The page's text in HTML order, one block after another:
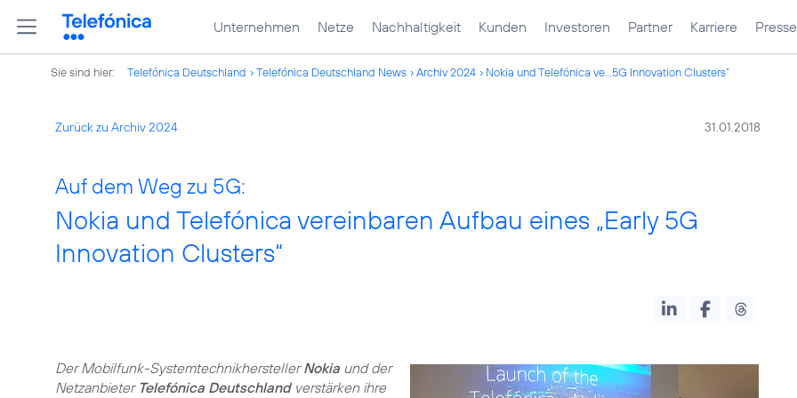
Unternehmen Netze Nachhaltigkeit Kunden Investoren Partner Karriere Presse
Sie sind hier: Telefónica Deutschland Telefónica Deutschland News Archiv 2024 Nokia und Telefónica ve...5G Innovation Clusters“
Zurück zu Archiv 2024 31.01.2018
Auf dem Weg zu 5G:
Nokia und Telefónica vereinbaren Aufbau eines „Early 5G
Innovation Clusters“
Der Mobilfunk-SystemtechnikherstellerNokia und der
Netzanbieter Telefónica Deutschlandverstärken ihre